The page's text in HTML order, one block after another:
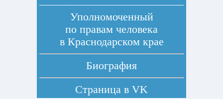
Уполномоченный
по правам человека
в Краснодарском крае
Биография
Страница в VK